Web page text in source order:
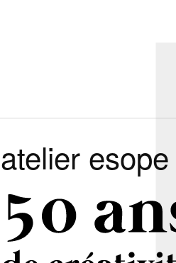
atelier esope